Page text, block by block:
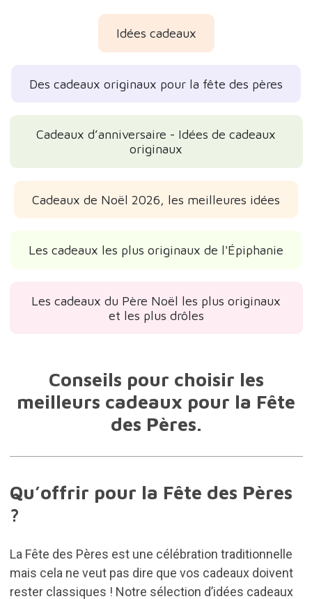
Idées cadeaux
Des cadeaux originaux pour la fête des pères
Cadeaux d’anniversaire - Idées de cadeaux
originaux
Cadeaux de Noël 2026, les meilleures idées
Les cadeaux les plus originaux de l'Épiphanie
Les cadeaux du Père Noël les plus originaux
et les plus drôles
Conseils pour choisir les
meilleurs cadeaux pour la Fête
des Pères.
Qu’offrir pour la Fête des Pères
?
La Fête des Pères est une célébration traditionnelle
mais cela ne veut pas dire que vos cadeaux doivent
rester classiques ! Notre sélection d’idées cadeaux